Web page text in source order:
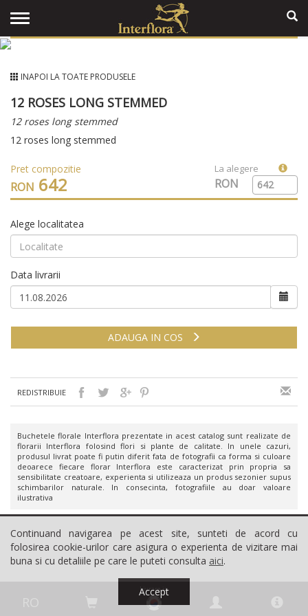
INAPOI LA TOATE PRODUSELE
12 ROSES LONG STEMMED
12 roses long stemmed
12 roses long stemmed
Pret compozitie
RON 642
La alegere
RON
Alege localitatea
Data livrarii
REDISTRIBUIE
Buchetele florale Interflora prezentate in acest catalog sunt realizate de
florarii Interflora folosind flori si plante de calitate. In unele cazuri,
produsul livrat poate fi putin diferit fata de fotografii ca forma si culoare
deoarece fiecare florar Interflora este caracterizat prin propria sa
sensibilitate creatoare, experienta si utilizeaza un produs sezonier supus
schimbarilor naturale. In consecinta, fotografiile au doar valoare
ilustrativa
Livrare in
Continuand navigarea pe acest site, sunteti de acord cu
folosirea cookie-urilor care asigura o experienta de vizitare mai
buna si cu detaliile pe care le puteti consulta aici.
Accept